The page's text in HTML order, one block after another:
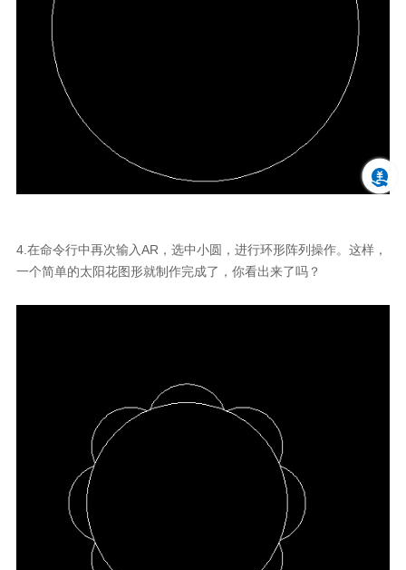
4.在命令行中再次输入AR，选中小圆，进行环形阵列操作。这样，
一个简单的太阳花图形就制作完成了，你看出来了吗？